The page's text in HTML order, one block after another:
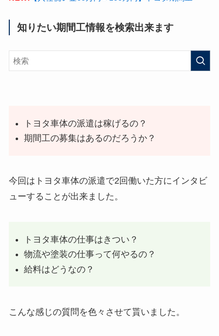
知りたい期間工情報を検索出来ます
トヨタ車体の派遣は稼げるの？
期間工の募集はあるのだろうか？
今回はトヨタ車体の派遣で2回働いた方にインタビ
ューすることが出来ました。
トヨタ車体の仕事はきつい？
物流や塗装の仕事って何やるの？
給料はどうなの？
こんな感じの質問を色々させて貰いました。